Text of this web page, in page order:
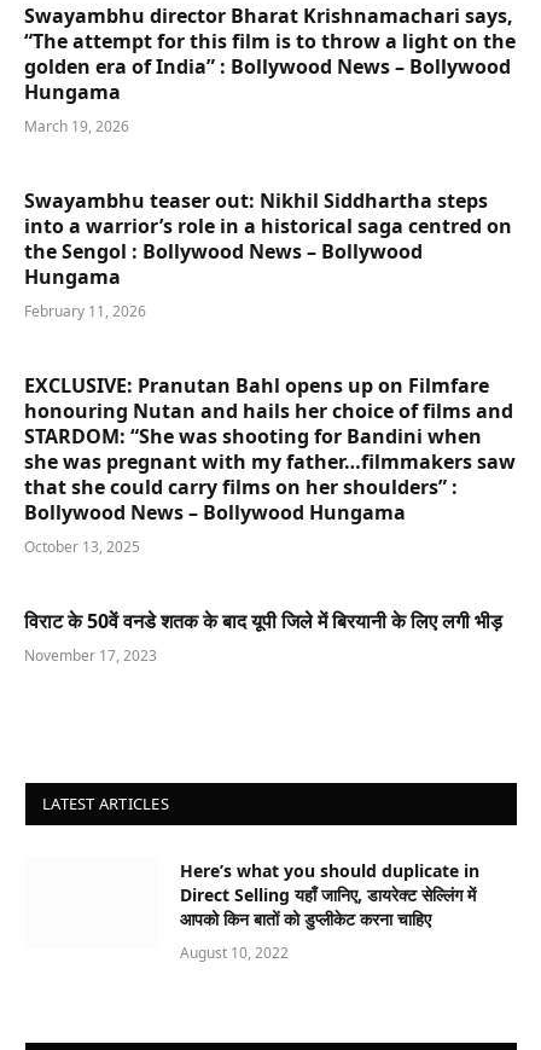
Swayambhu director Bharat Krishnamachari says,
“The attempt for this film is to throw a light on the
golden era of India” : Bollywood News – Bollywood
Hungama
March 19, 2026
Swayambhu teaser out: Nikhil Siddhartha steps
into a warrior’s role in a historical saga centred on
the Sengol : Bollywood News – Bollywood
Hungama
February 11, 2026
EXCLUSIVE: Pranutan Bahl opens up on Filmfare
honouring Nutan and hails her choice of films and
STARDOM: “She was shooting for Bandini when
she was pregnant with my father…filmmakers saw
that she could carry films on her shoulders” :
Bollywood News – Bollywood Hungama
October 13, 2025
विराट के 50वें वनडे शतक के बाद यूपी जिले में बिरयानी के लिए लगी भीड़
November 17, 2023
LATEST ARTICLES
Here’s what you should duplicate in
Direct Selling यहाँ जानिए, डायरेक्ट सेल्लिंग में
आपको किन बातों को डुप्लीकेट करना चाहिए
August 10, 2022